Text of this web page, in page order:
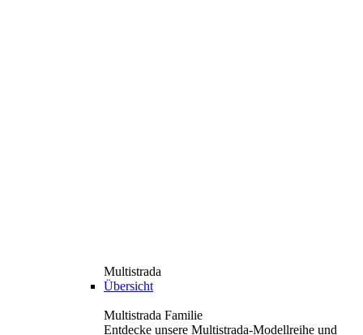
Multistrada
Übersicht
Multistrada Familie
Entdecke unsere Multistrada-Modellreihe und